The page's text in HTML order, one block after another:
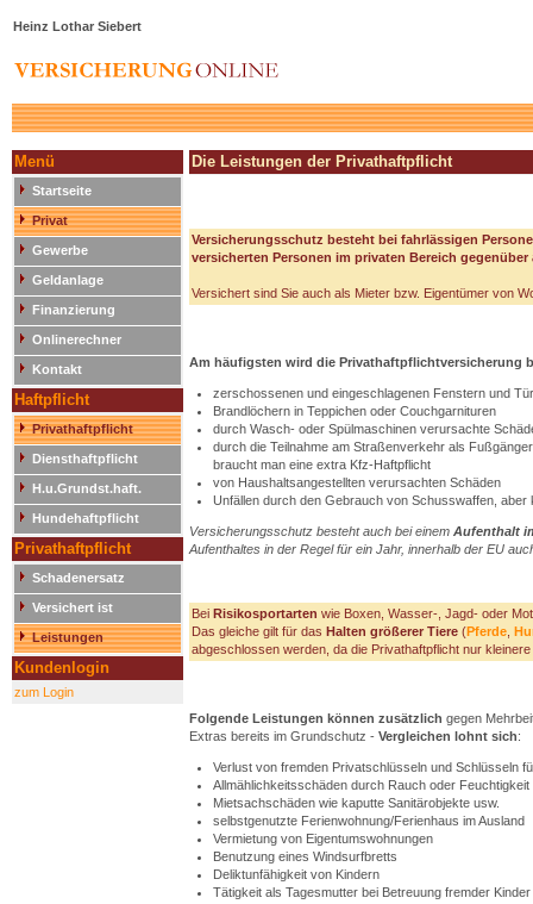
Heinz Lothar Siebert
Menü
Startseite
Privat
Gewerbe
Geldanlage
Finanzierung
Onlinerechner
Kontakt
Haftpflicht
Privathaftpflicht
Diensthaftpflicht
H.u.Grundst.haft.
Hundehaftpflicht
Privathaftpflicht
Schadenersatz
Versichert ist
Leistungen
Kundenlogin
zum Login
Die Leistungen der Privathaftpflicht
Versicherungsschutz besteht bei fahrlässigen
versicherten Personen im privaten Bereich
Versichert sind Sie auch als Mieter bzw. Eigentümer von
Am häufigsten wird die Privathaftpflichtversicherung
zerschossenen und eingeschlagenen Fenstern und
Brandlöchern in Teppichen oder Couchgarnituren
durch Wasch- oder Spülmaschinen verursachte
durch die Teilnahme am Straßenverkehr als
braucht man eine extra Kfz-Haftpflicht
von Haushaltsangestellten verursachten Schäden
Unfällen durch den Gebrauch von Schusswaffen, aber
Versicherungsschutz besteht auch bei einem Aufenthalt
Aufenthaltes in der Regel für ein Jahr, innerhalb der EU
Bei Risikosportarten wie Boxen, Wasser-, Jagd- oder
Das gleiche gilt für das Halten größerer Tiere (Pferde
abgeschlossen werden, da die Privathaftpflicht nur
Folgende Leistungen können zusätzlich gegen
Extras bereits im Grundschutz - Vergleichen lohnt sich:
Verlust von fremden Privatschlüsseln und Schlüsseln
Allmählichkeitsschäden durch Rauch oder Feuchtigkeit
Mietsachschäden wie kaputte Sanitärobjekte usw.
selbstgenutzte Ferienwohnung/Ferienhaus im Ausland
Vermietung von Eigentumswohnungen
Benutzung eines Windsurfbretts
Deliktunfähigkeit von Kindern
Tätigkeit als Tagesmutter bei Betreuung fremder Kinder